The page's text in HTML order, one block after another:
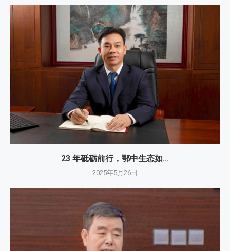
23 年砥砺前行，鄂中生态如...
2025年5月26日